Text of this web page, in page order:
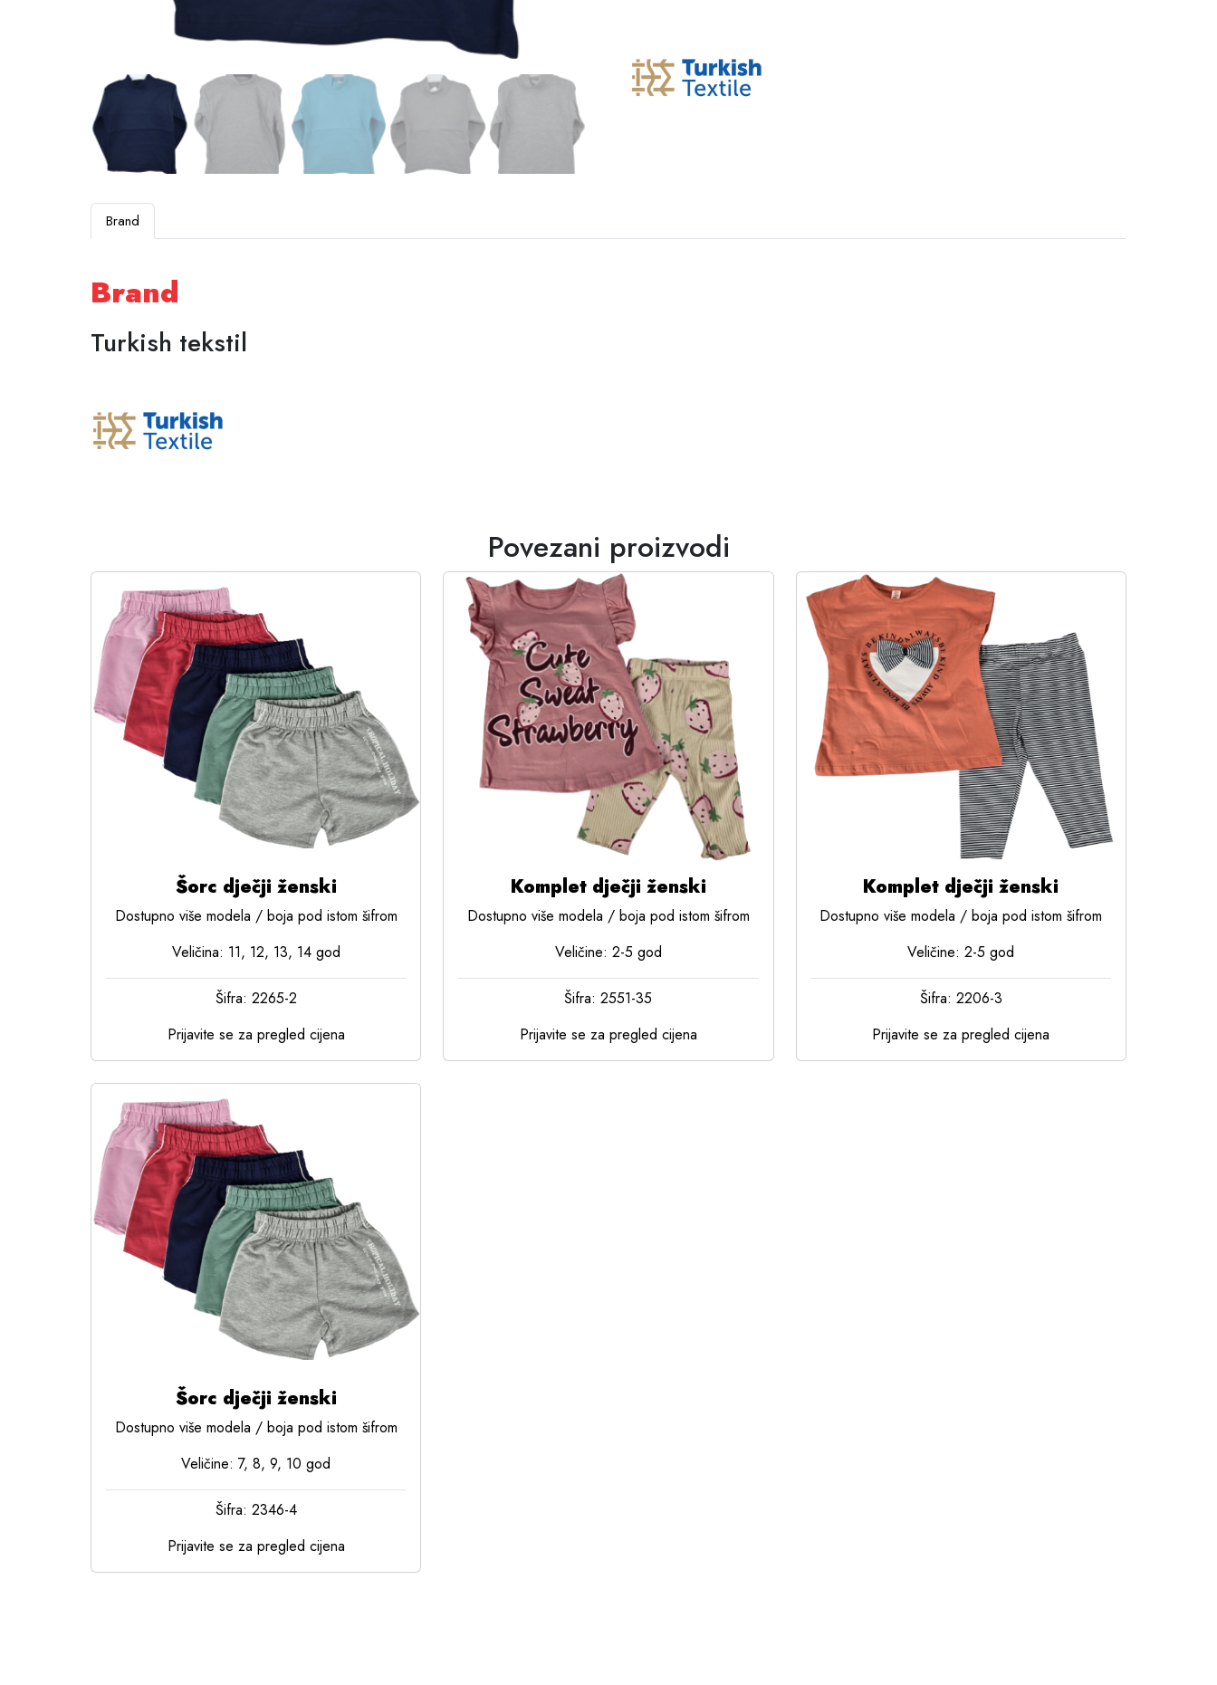
Brand
Brand
Turkish tekstil
Povezani proizvodi
Šorc dječji ženski
Dostupno više modela / boja pod istom šifrom
Veličina: 11, 12, 13, 14 god
Šifra: 2265-2
Prijavite se za pregled cijena
Komplet dječji ženski
Dostupno više modela / boja pod istom šifrom
Veličine: 2-5 god
Šifra: 2551-35
Prijavite se za pregled cijena
Komplet dječji ženski
Dostupno više modela / boja pod istom šifrom
Veličine: 2-5 god
Šifra: 2206-3
Prijavite se za pregled cijena
Šorc dječji ženski
Dostupno više modela / boja pod istom šifrom
Veličine: 7, 8, 9, 10 god
Šifra: 2346-4
Prijavite se za pregled cijena